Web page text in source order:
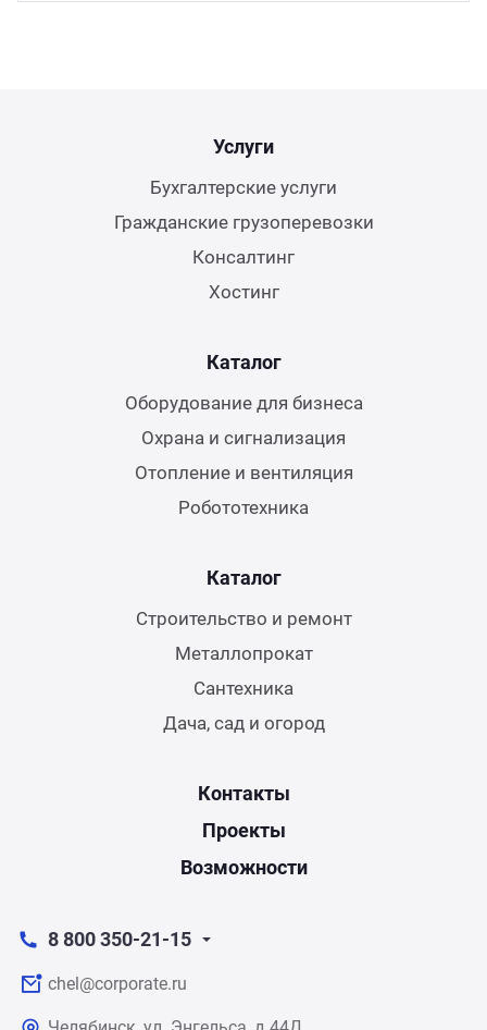
Услуги
Бухгалтерские услуги
Гражданские грузоперевозки
Консалтинг
Хостинг
Каталог
Оборудование для бизнеса
Охрана и сигнализация
Отопление и вентиляция
Робототехника
Каталог
Строительство и ремонт
Металлопрокат
Сантехника
Дача, сад и огород
Контакты
Проекты
Возможности
8 800 350-21-15
chel@corporate.ru